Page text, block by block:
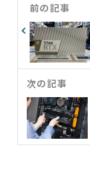
前の記事
次の記事